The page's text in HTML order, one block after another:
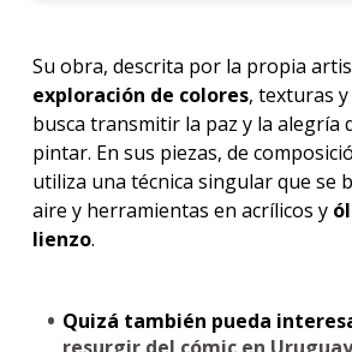
Su obra, descrita por la propia
exploración de colores, texturas
busca transmitir la paz y la alegría
pintar. En sus piezas, de
utiliza una técnica singular que se
aire y herramientas en acrílicos y
lienzo.
Quizá también pueda